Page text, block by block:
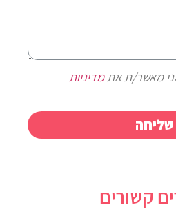
מאשר/ת אתמדיניות
שליחה
קשורים